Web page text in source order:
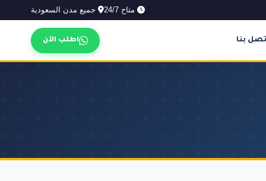
متاح 24/7 جميع مدن السعودية
بنا اطلب الآن